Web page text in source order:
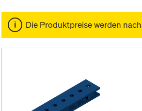
Die Produktpreise werden